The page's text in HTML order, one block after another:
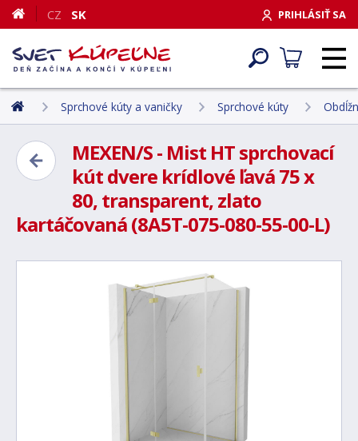
PRIHLÁSIŤ SA
CZ SK
Sprchové kúty a vaničky Sprchové kúty
MEXEN/S - Mist HT sprchovací
kút dvere krídlové ľavá 75 x
80, transparent, zlato
kartáčovaná (8A5T-075-080-55-00-L)